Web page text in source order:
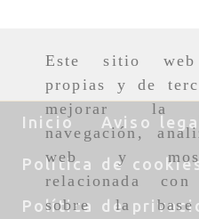
Este sitio
propias y de
mejorar la
navegación,
web y
relacionada
sobre la
Inicio Aviso
Política de
Política de